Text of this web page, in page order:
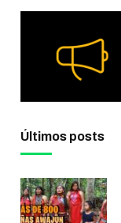
Últimos posts